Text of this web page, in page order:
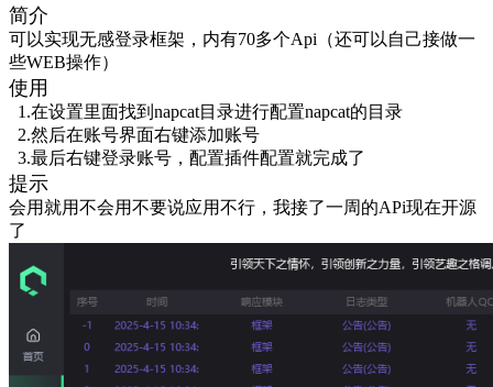
简介
可以实现无感登录框架，内有70多个Api（还可以自己接做一
些WEB操作）
使用
1.在设置里面找到napcat目录进行配置napcat的目录
2.然后在账号界面右键添加账号
3.最后右键登录账号，配置插件配置就完成了
提示
会用就用不会用不要说应用不行，我接了一周的APi现在开源
了